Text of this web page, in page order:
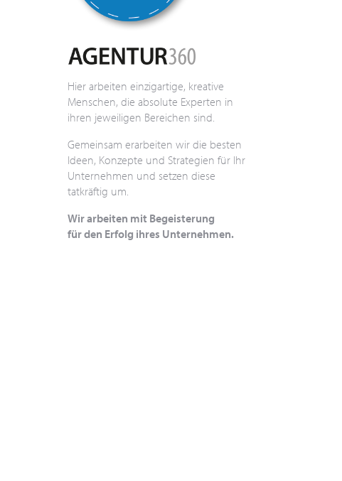
Hier arbeiten einzigartige, kreative
Menschen, die absolute Experten in
ihren jeweiligen Bereichen sind.
Gemeinsam erarbeiten wir die besten
Ideen, Konzepte und Strategien für Ihr
Unternehmen und setzen diese
tatkräftig um.
Wir arbeiten mit Begeisterung
für den Erfolg ihres Unternehmen.